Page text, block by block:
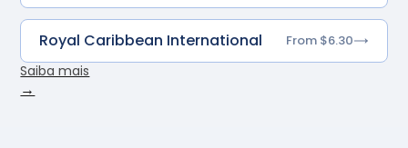
Royal Caribbean International From $6.30
Saiba mais
→